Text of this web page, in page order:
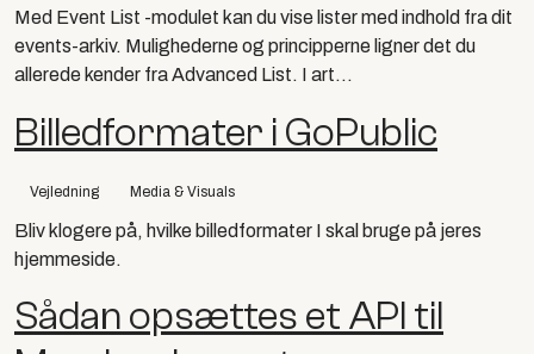
Med Event List -modulet kan du vise lister med indhold fra dit
events-arkiv. Mulighederne og principperne ligner det du
allerede kender fra Advanced List. I art...
Billedformater i GoPublic
Vejledning Media & Visuals
Bliv klogere på, hvilke billedformater I skal bruge på jeres
hjemmeside.
Sådan opsættes et API til